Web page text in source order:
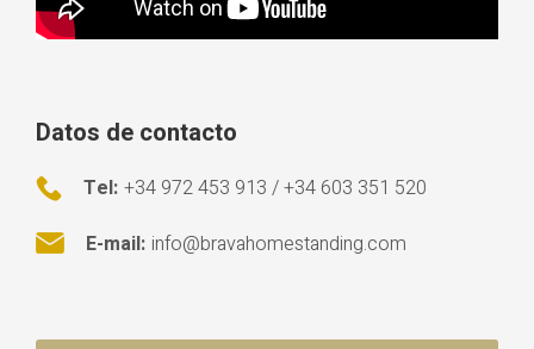
Datos de contacto
Tel: +34 972 453 913 / +34 603 351 520
E-mail: info@bravahomestanding.com